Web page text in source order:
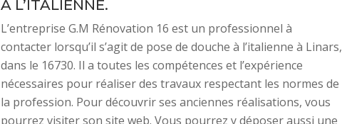
À L’ITALIENNE.
L’entreprise G.M Rénovation 16 est un professionnel à
contacter lorsqu’il s’agit de pose de douche à l’italienne à Linars,
dans le 16730. Il a toutes les compétences et l’expérience
nécessaires pour réaliser des travaux respectant les normes de
la profession. Pour découvrir ses anciennes réalisations, vous
pourrez visiter son site web. Vous pourrez y déposer aussi une